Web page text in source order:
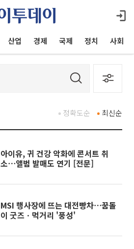
산업 경제 국제 정치 사회
최신순
정확도순
아이유, 귀 건강 악화에 콘서트 취
소⋯앨범 발매도 연기 [전문]
MSI 행사장에 뜨는 대전빵차⋯꿈돌
이 굿즈ㆍ먹거리 '풍성'